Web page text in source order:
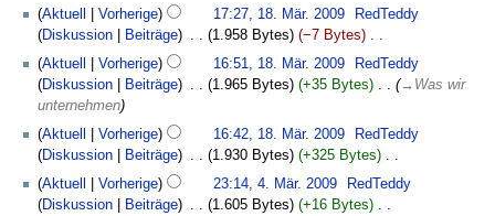
m
e
f
a
s
u
n
g
e
a
b
e
i
t
u
n
g
Aktuell
Vorherige 17:27, 18. Mär. 2009
RedTeddy
Diskussion
Beiträge 1.958 Bytes −7 Bytes ‎
K
e
e
B
e
a
Aktuell Vorherige 16:51, 18. Mär. 2009
RedTeddy
Diskussion
Beiträge 1.965 Bytes +35 Bytes ‎
→‎Was wir
unternehmen
Aktuell
Vorherige 16:42, 18. Mär. 2009
RedTeddy
Diskussion
Beiträge 1.930 Bytes +325 Bytes ‎
K
e
4.
März
Aktuell Vorherige 23:14, 4. Mär. 2009
RedTeddy
Diskussion
Beiträge 1.605 Bytes +16 Bytes ‎